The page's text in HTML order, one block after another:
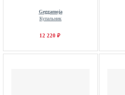
Geggamoja
Купальник
12 220 ₽